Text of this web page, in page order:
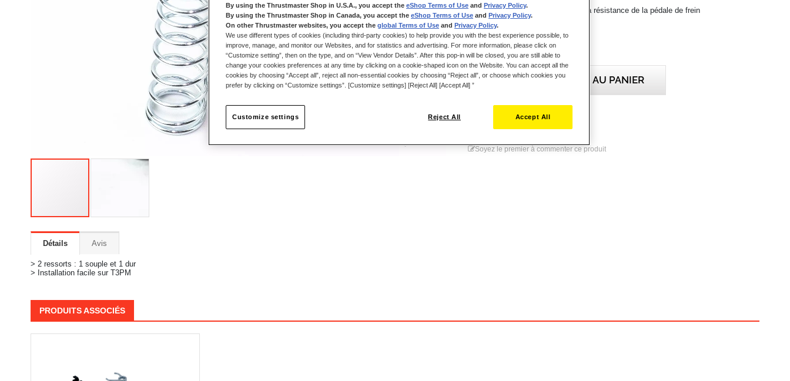
Kit de ressorts T3PM pour ajuster la résistance de la pédale de frein
7,99 €
AJOUTER AU PANIER
Ajouter aux favoris
Soyez le premier à commenter ce produit
Détails
> 2 ressorts : 1 souple et 1 dur
> Installation facile sur T3PM
Avis
PRODUITS ASSOCIÉS
By using the Thrustmaster Shop in U.S.A., you accept the eShop Terms of Use and Privacy Policy.
By using the Thrustmaster Shop in Canada, you accept the eShop Terms of Use and Privacy Policy.
On other Thrustmaster websites, you accept the global Terms of Use and Privacy Policy.
We use different types of cookies (including third-party cookies) to help provide you with the best experience possible, to
improve, manage, and monitor our Websites, and for statistics and advertising. For more information, please click on
“Customize setting”, then on the type, and on “View Vendor Details”. After this pop-in will be closed, you are still able to
change your cookies preferences at any time by clicking on a cookie-shaped icon on the Website. You can accept all the
cookies by choosing “Accept all”, reject all non-essential cookies by choosing “Reject all”, or choose which cookies you
prefer by clicking on “Customize settings”. [Customize settings] [Reject All] [Accept All] ”
Reject All Accept All
Customize settings